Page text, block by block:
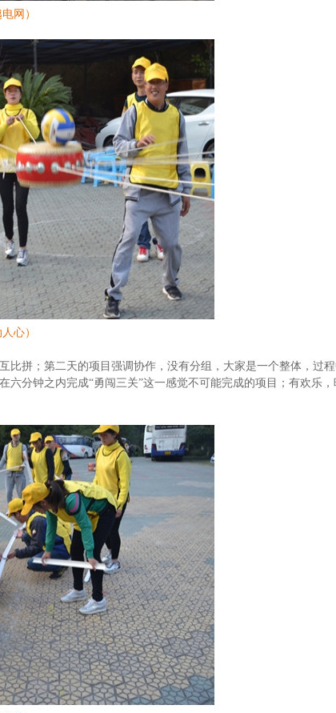
电网）
人心）
拼；第二天的项目强调协作，没有分组，大家是一个整体，过
分钟之内完成“勇闯三关”这一感觉不可能完成的项目；有欢乐